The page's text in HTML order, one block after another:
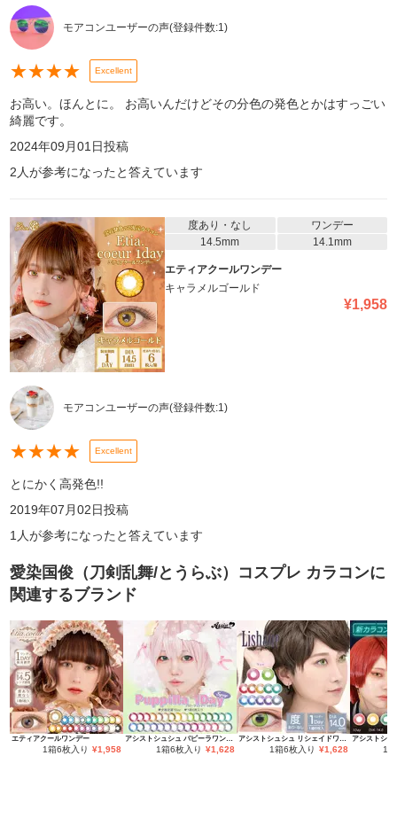
モアコンユーザーの声(登録件数:1)
★★★★ Excellent
お高い。ほんとに。 お高いんだけどその分色の発色とかはすっごい
綺麗です。
2024年09月01日投稿
2 人が参考になったと答えています
度あり・なし
ワンデー
14.5mm
14.1mm
エティアクールワンデー
キャラメルゴールド
¥1,958
モアコンユーザーの声(登録件数:1)
★★★★ Excellent
とにかく高発色!!
2019年07月02日投稿
1 人が参考になったと答えています
愛染国俊（刀剣乱舞/とうらぶ）コスプレ カラコンに
関連するブランド
エティアクールワンデー
1箱6枚入り ¥1,958
アシストシュシュ パピーラワンデー
1箱6枚入り ¥1,628
アシストシュシュ リシェイドワンデー
1箱6枚入り ¥1,628 1